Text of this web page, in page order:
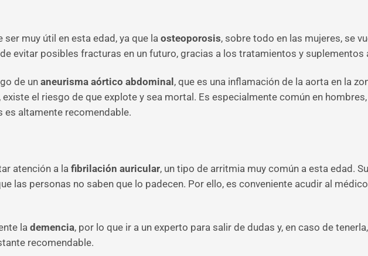
ser muy útil en esta edad, ya que la osteoporosis, sobre todo en las mujeres, se
evitar posibles fracturas en un futuro, gracias a los tratamientos y suplementos
de un aneurisma aórtico abdominal , que es una inflamación de la aorta en la
el riesgo de que explote y sea mortal. Es especialmente común en
es altamente recomendable.
atención a la fibrilación auricular, un tipo de arritmia muy común a esta edad.
las personas no saben que lo padecen. Por ello, es conveniente acudir al
la demencia, por lo que ir a un experto para salir de dudas y, en caso de
recomendable.